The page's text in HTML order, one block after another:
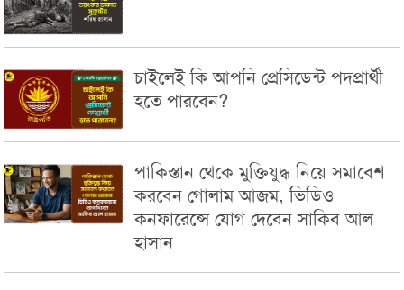
চাইলেই কি আপনি প্রেসিডেন্ট পদপ্রার্থী
হতে পারবেন?
পাকিস্তান থেকে মুক্তিযুদ্ধ নিয়ে সমাবেশ
করবেন গোলাম আজম, ভিডিও
কনফারেন্সে যোগ দেবেন সাকিব আল
হাসান